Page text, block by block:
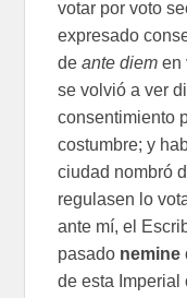
votar por voto
expresado
deante diem en
se volvió a ver
consentimiento
costumbre; y
ciudad nombró
regulasen lo
ante mí, el
pasado nemine
de esta Imperial